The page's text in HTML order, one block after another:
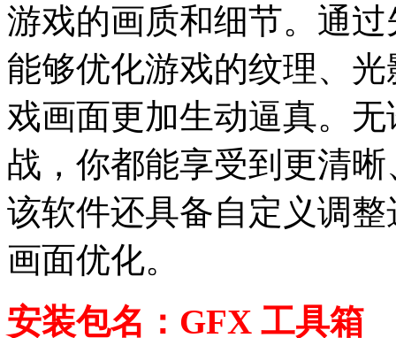
游戏的画质和细节。通
能够优化游戏的纹理、
戏画面更加生动逼真。
战，你都能享受到更清
该软件还具备自定义调
画面优化。
安装包名：GFX 工具箱